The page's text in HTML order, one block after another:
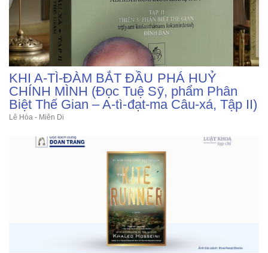
KHI A-TÌ-ĐÀM BẮT ĐẦU PHÁ HUỶ
CHÍNH MÌNH (Đọc Tuệ Sỹ, phẩm Phân
Biệt Thế Gian – A-tì-đạt-ma Câu-xá, Tập II)
Lê Hòa - Miên Di